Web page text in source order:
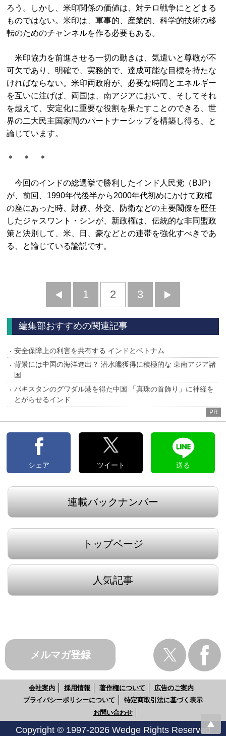
ろう。しかし、米印関係の価値は、対テロ戦争にとどまる
ものではない。米印は、軍事的、産業的、科学的技術の移
転のためのチャンネルを作る必要もある。
米印協力を前進させる一切の動きは、気遣いと尊敬が不
可欠であり、明確で、実務的で、達成可能な目標を持たな
ければならない。米印両政府が、必要な時間とエネルギー
を互いに注げば、両国は、南アジアにおいて、そしてそれ
を越えて、安定化に重要な役割を果たすことのできる、世
界の二大民主国家間のパートナーシップを構築し得る、と
論じています。
＊ ＊ ＊
今回のインドの総選挙で勝利したインド人民党（BJP）
が、前回、1990年代後半から2000年代初めにかけて政権
の座にあった時、財務、外交、防衛などの主要閣僚を歴任
したジャスワント・シンが、新政権は、伝統的な非同盟政
策と決別して、米、日、豪などとの連帯を強化すべきであ
る、と論じている論説です。
前
へ
1 2 3
へ
編集部おすすめの関連記事
安全保障上の利害を共有する インドとベトナム
背景には中国の海洋進出？ 潜水艦獲得に積極的な 東南アジア諸
国
パキスタンのグワダル港を得た中国 「真珠の首飾り」に神経を
とがらせるインド
PR
シェア ツイート 送る
連載バックナンバー
トップページ
人気記事
メルマガ登録
会社案内 採用情報 著作権について
広告のご案内
プライバシーポリシーについて
特定商取引法に基づく表示
お問い合わせ
Copyright © 1997-2026 Wedge Rights Reserved